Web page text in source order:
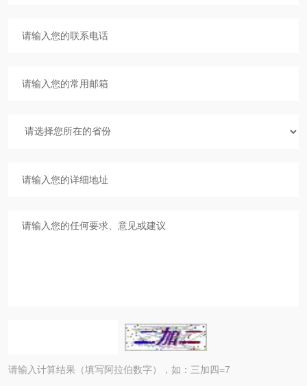
请输入计算结果（填写阿拉伯数字），如：三加四=7